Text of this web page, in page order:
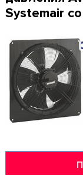
Systemair